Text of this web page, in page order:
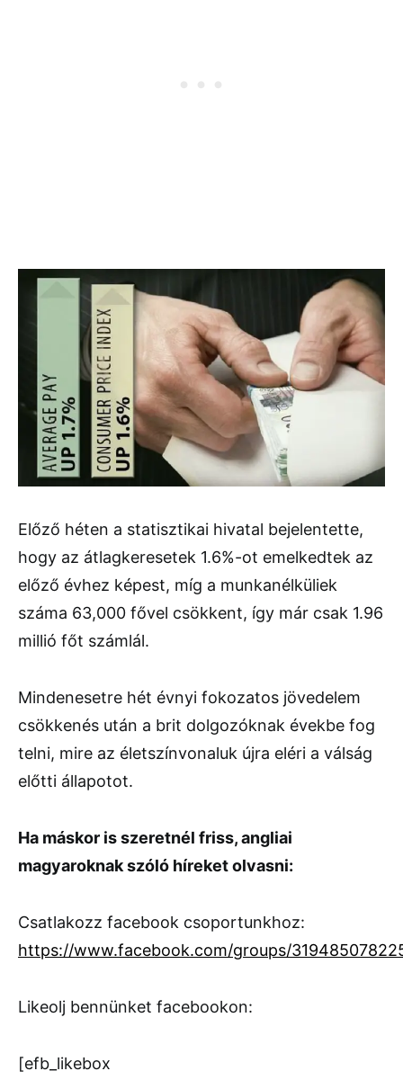
Előző héten a statisztikai hivatal bejelentette,
hogy az átlagkeresetek 1.6%-ot emelkedtek az
előző évhez képest, míg a munkanélküliek
száma 63,000 fővel csökkent, így már csak 1.96
millió főt számlál.
Mindenesetre hét évnyi fokozatos jövedelem
csökkenés után a brit dolgozóknak évekbe fog
telni, mire az életszínvonaluk újra eléri a válság
előtti állapotot.
Ha máskor is szeretnél friss, angliai
magyaroknak szóló híreket olvasni:
Csatlakozz facebook csoportunkhoz:
https://www.facebook.com/groups/
Likeolj bennünket facebookon:
[efb_likebox